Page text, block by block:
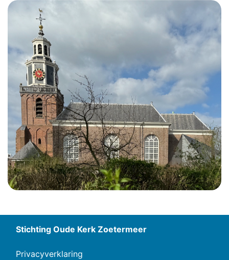
Stichting Oude Kerk Zoetermeer
Privacyverklaring